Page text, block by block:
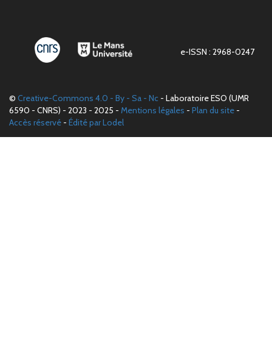
e-ISSN : 2968-0247
© Creative-Commons 4.0 - By - Sa - Nc - Laboratoire ESO (UMR
6590 - CNRS) - 2023 - 2025 - Mentions légales - Plan du site -
Accès réservé - Édité par Lodel